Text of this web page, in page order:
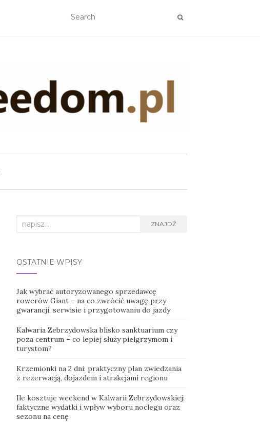
Search
ZNAJDŹ
OSTATNIE WPISY
Jak wybrać autoryzowanego sprzedawcę
rowerów Giant – na co zwrócić uwagę przy
gwarancji, serwisie i przygotowaniu do jazdy
Kalwaria Zebrzydowska blisko sanktuarium czy
poza centrum – co lepiej służy pielgrzymom i
turystom?
Krzemionki na 2 dni: praktyczny plan zwiedzania
z rezerwacją, dojazdem i atrakcjami regionu
Ile kosztuje weekend w Kalwarii Zebrzydowskiej:
faktyczne wydatki i wpływ wyboru noclegu oraz
sezonu na cenę